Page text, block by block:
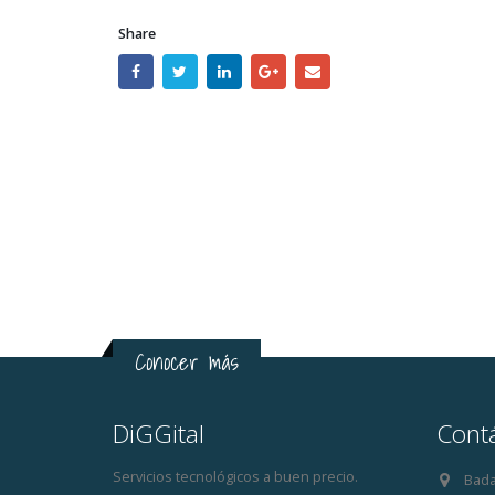
Share
Conocer más
DiGGital
Servicios tecnológicos a buen precio.